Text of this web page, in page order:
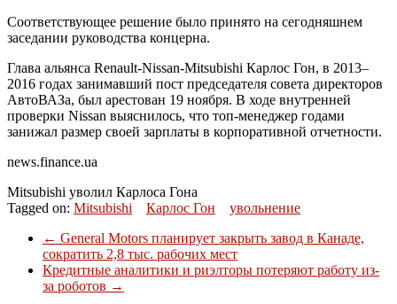
Соответствующее решение было принято на сегодняшнем
заседании руководства концерна.
Глава альянса Renault-Nissan-Mitsubishi Карлос Гон, в 2013–
2016 годах занимавший пост председателя совета директоров
АвтоВАЗа, был арестован 19 ноября. В ходе внутренней
проверки Nissan выяснилось, что топ-менеджер годами
занижал размер своей зарплаты в корпоративной отчетности.
news.finance.ua
Mitsubishi уволил Карлоса Гона
Tagged on: Mitsubishi Карлос Гон
увольнение
← General Motors планирует закрыть завод в Канаде,
сократить 2,8 тыс. рабочих мест
Кредитные аналитики и риэлторы потеряют работу из-
за роботов →